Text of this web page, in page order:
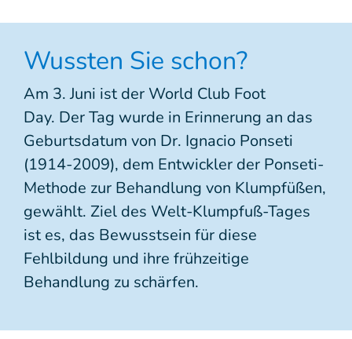
Wussten Sie schon?
Am 3. Juni ist der World Club Foot
Day. Der Tag wurde in Erinnerung an das
Geburtsdatum von Dr. Ignacio Ponseti
(1914-2009), dem Entwickler der Ponseti-
Methode zur Behandlung von Klumpfüßen,
gewählt. Ziel des Welt-Klumpfuß-Tages
ist es, das Bewusstsein für diese
Fehlbildung und ihre frühzeitige
Behandlung zu schärfen.